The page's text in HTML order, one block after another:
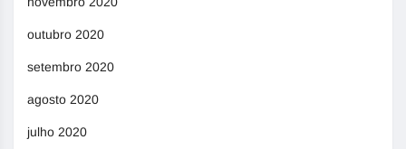
outubro 2020
setembro 2020
agosto 2020
julho 2020